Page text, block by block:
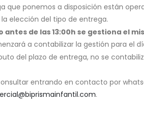
que ponemos a disposición están
la elección del tipo de entrega.
antes de las 13:00h se gestiona el
a contabilizar la gestión para el
del plazo de entrega, no se
entrando en contacto por
.